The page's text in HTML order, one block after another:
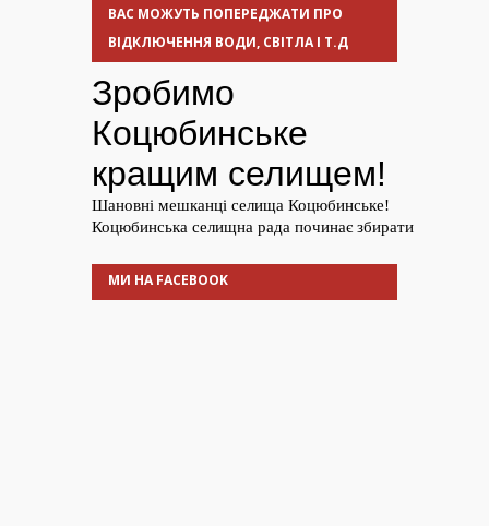
ВАС МОЖУТЬ ПОПЕРЕДЖАТИ ПРО
ВІДКЛЮЧЕННЯ ВОДИ, СВІТЛА І Т.Д
МИ НА FACEBOOK